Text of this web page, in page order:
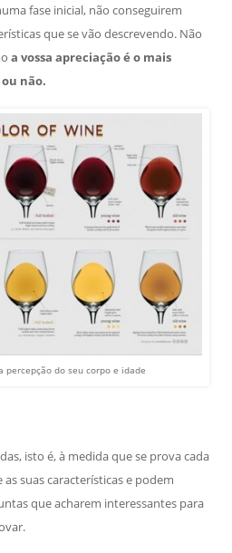
fase inicial, não conseguirem
que se vão descrevendo. Não
a vossa apreciação é o mais
não.
percepção do seu corpo e idade
isto é, à medida que se prova cada
suas características e podem
que acharem interessantes para